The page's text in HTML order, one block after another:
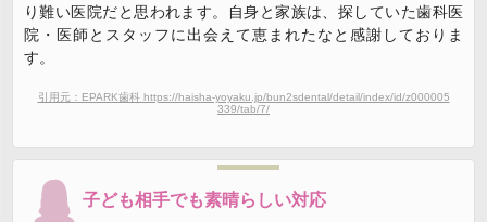
り難い医院だと思われます。自身と家族は、探していた歯科医
院・医師とスタッフに出会えて恵まれたなと感謝しておりま
す。
引用元：EPARK歯科 https://haisha-yoyaku.jp/bun2sdental/detail/index/id/z000005
339/tab/7/
子ども相手でも素晴らしい対応